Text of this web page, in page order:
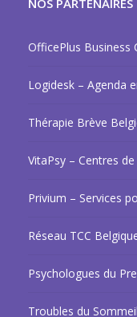
NOS PARTENAIRES
OfficePlus Business
Logidesk – Agenda
Thérapie Brève
VitaPsy – Centres
Privium – Services
Réseau TCC
Psychologues du
Troubles du Sommeil